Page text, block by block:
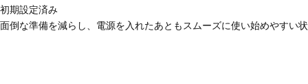
初期設定済み
面倒な準備を減らし、電源を入れたあともスムーズに使い始めやすい